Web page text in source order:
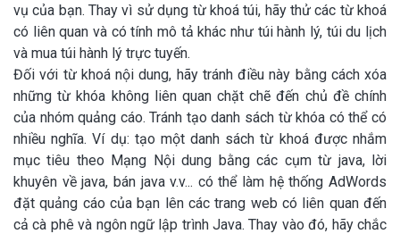
vụ của bạn. Thay vì sử dụng từ khoá túi, hãy thử các từ khoá
có liên quan và có tính mô tả khác như túi hành lý, túi du lịch
và mua túi hành lý trực tuyến.
Đối với từ khoá nội dung, hãy tránh điều này bằng cách xóa
những từ khóa không liên quan chặt chẽ đến chủ đề chính
của nhóm quảng cáo. Tránh tạo danh sách từ khóa có thể có
nhiều nghĩa. Ví dụ: tạo một danh sách từ khoá được nhắm
mục tiêu theo Mạng Nội dung bằng các cụm từ java, lời
khuyên về java, bán java v.v... có thể làm hệ thống AdWords
đặt quảng cáo của bạn lên các trang web có liên quan đến
cả cà phê và ngôn ngữ lập trình Java. Thay vào đó, hãy chắc